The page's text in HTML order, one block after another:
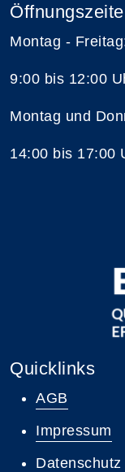
Montag -
9:00 bis 12:00
Montag und
14:00 bis 17:00
Quicklinks
AGB
Impressum
Datenschutz